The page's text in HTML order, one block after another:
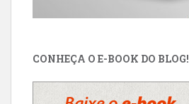
CONHEÇA O E-BOOK DO BLOG!